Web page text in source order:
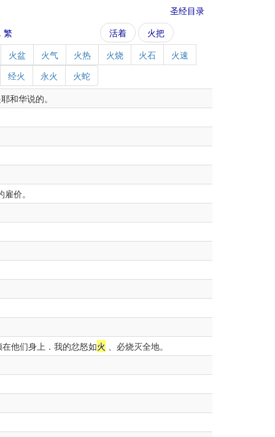
圣经目录
繁 活着
火把
火盆
火气 火热 火烧 火石
火速
经火
永火
火蛇
和华说的。
价。
他们身上．我的忿怒如火 、必烧灭全地。